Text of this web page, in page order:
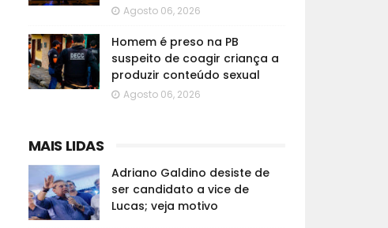
Agosto 06, 2026
Homem é preso na PB
suspeito de coagir criança a
produzir conteúdo sexual
Agosto 06, 2026
MAIS LIDAS
Adriano Galdino desiste de
ser candidato a vice de
Lucas; veja motivo